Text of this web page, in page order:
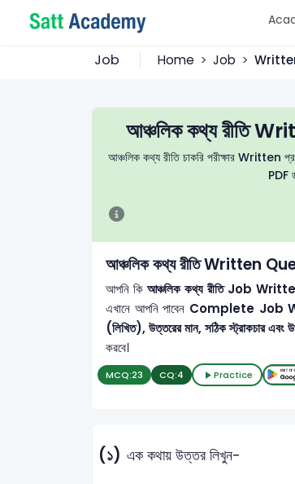
Job Home Job
আঞ্চলিক কথ্য
আঞ্চলিক কথ্য রীতি চাকরি পরীক্ষার Written
PDF
আঞ্চলিক কথ্য রীতি Written
আপনি কিআঞ্চলিক কথ্য রীতি Job Written
এখানে আপনি পাবেন Complete Job
(লিখিত), উত্তরের মান, সঠিক স্ট্রাকচার এবং
করবে।
MCQ:23 CQ:4 Practice
(১) এক কথায় উত্তর লিখুন-